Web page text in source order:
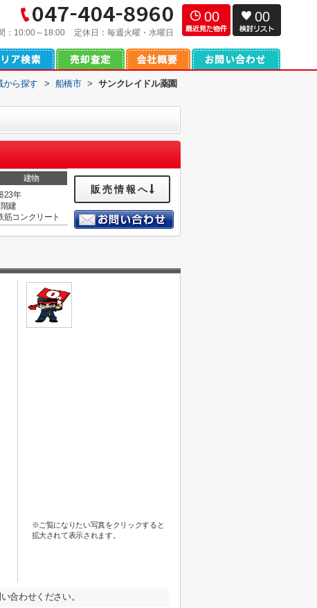
： 10:00～18:00 定休日： 毎週火曜・水曜日
00 00
から探す > 船橋市 >
サンクレイドル薬園
建物
23年
建
筋コンクリート
販売情報へ
※ご覧になりたい写真をクリックすると
拡大されて表示されます。
合わせください。